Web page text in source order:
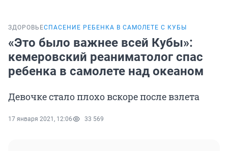
ЗДОРОВЬЕСПАСЕНИЕ РЕБЕНКА В САМОЛЕТЕ С КУБЫ
«Это было важнее всей Кубы»:
кемеровский реаниматолог спас
ребенка в самолете над океаном
Девочке стало плохо вскоре после взлета
17 января 2021, 12:06 33 569